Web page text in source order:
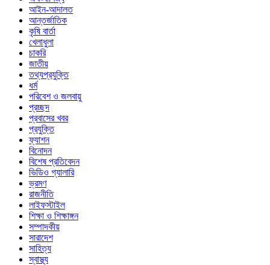
আইন-আদালত
আন্তর্জাতিক
কৃষি বার্তা
খেলাধুলা
চাকরি
জাতীয়
তথ্যপ্রযুক্তি
ধর্ম
পরিবেশ ও জলবায়ু
প্রচ্ছদ
প্রবাসের খবর
প্রযুক্তি
ফ্যাশন
বিনোদন
বিশেষ প্রতিবেদন
ভিডিও গ্যালারি
ভ্রমণ
রাজনীতি
লাইফস্টাইল
শিক্ষা ও শিক্ষাঙ্গন
সম্পাদকীয়
সারাদেশ
সাহিত্য
স্বাস্থ্য